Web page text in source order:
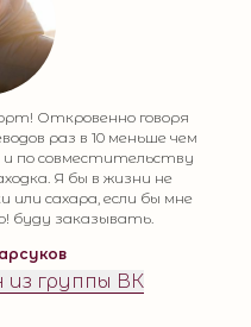
Откровенно говоря
раз в 10 меньше чем
по совместительству
Я бы в жизни не
сахара, если бы мне
буду заказывать.
группы ВК